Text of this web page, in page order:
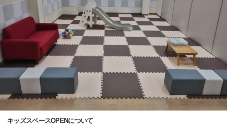
キッズスペースOPENについて